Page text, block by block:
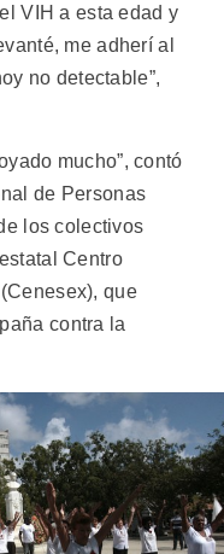
VIH a esta edad y
me adherí al
no detectable”,
mucho”, contó
de Personas
los colectivos
Centro
que
contra la